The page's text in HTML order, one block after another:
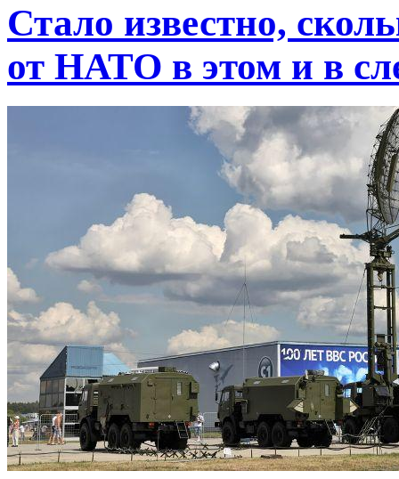
Стало известно,
от НАТО в этом и в